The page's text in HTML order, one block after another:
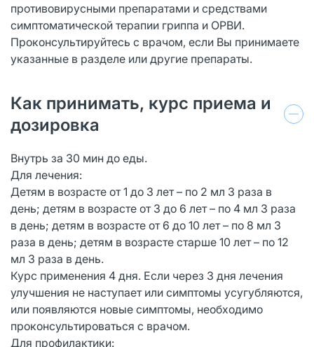
противовирусными препаратами и средствами
симптоматической терапии гриппа и ОРВИ.
Проконсультируйтесь с врачом, если Вы принимаете
указанные в разделе или другие препараты.
Как принимать, курс приема и
дозировка
Внутрь за 30 мин до еды.
Для лечения:
Детям в возрасте от 1 до 3 лет – по 2 мл 3 раза в
день; детям в возрасте от 3 до 6 лет – по 4 мл 3 раза
в день; детям в возрасте от 6 до 10 лет – по 8 мл 3
раза в день; детям в возрасте старше 10 лет – по 12
мл 3 раза в день.
Курс применения 4 дня. Если через 3 дня лечения
улучшения не наступает или симптомы усугубляются,
или появляются новые симптомы, необходимо
проконсультироваться с врачом.
Для профилактики: